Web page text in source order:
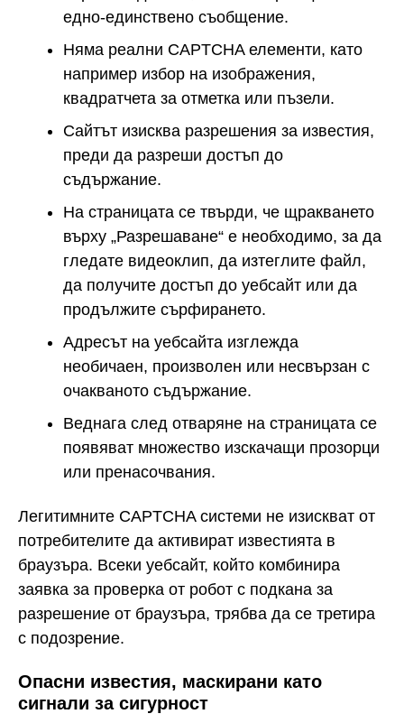
едно-единствено съобщение.
Няма реални CAPTCHA елементи, като
например избор на изображения,
квадратчета за отметка или пъзели.
Сайтът изисква разрешения за известия,
преди да разреши достъп до
съдържание.
На страницата се твърди, че щракването
върху „Разрешаване“ е необходимо, за да
гледате видеоклип, да изтеглите файл,
да получите достъп до уебсайт или да
продължите сърфирането.
Адресът на уебсайта изглежда
необичаен, произволен или несвързан с
очакваното съдържание.
Веднага след отваряне на страницата се
появяват множество изскачащи прозорци
или пренасочвания.
Легитимните CAPTCHA системи не изискват от
потребителите да активират известията в
браузъра. Всеки уебсайт, който комбинира
заявка за проверка от робот с подкана за
разрешение от браузъра, трябва да се третира
с подозрение.
Опасни известия, маскирани като
сигнали за сигурност